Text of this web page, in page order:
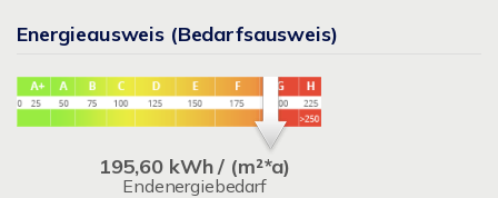
Energieausweis (Bedarfsausweis)
195,60 kWh / (m²*a)
Endenergiebedarf